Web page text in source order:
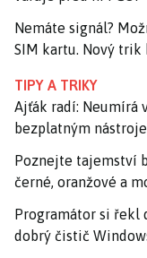
Nemáte signál?
SIM kartu. Nový trik
TIPY A TRIKY
Ajťák radí: Neumírá
bezplatným
Poznejte tajemství
černé, oranžové a
Programátor si řekl
dobrý čistič